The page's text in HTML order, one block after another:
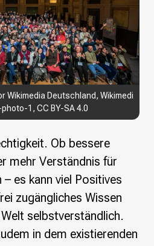
20!
Wikimedia Deutschland, Wikimedi
1 , CC BY-SA 4.0
Ob bessere
mehr Verständnis für
es kann viel Positives
zugängliches Wissen
selbstverständlich.
in dem existierenden